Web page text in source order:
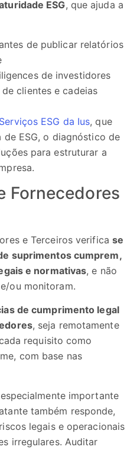
ESG, que ajuda a
de publicar relatórios
de investidores
clientes e cadeias
ESG da Ius, que
de ESG, o diagnóstico de
para estruturar a
Fornecedores
e Terceiros verifica se
suprimentos cumprem,
e normativas, e não
ou monitoram.
de cumprimento legal
, seja remotamente
requisito como
com base nas
importante
também responde,
legais e operacionais
irregulares. Auditar